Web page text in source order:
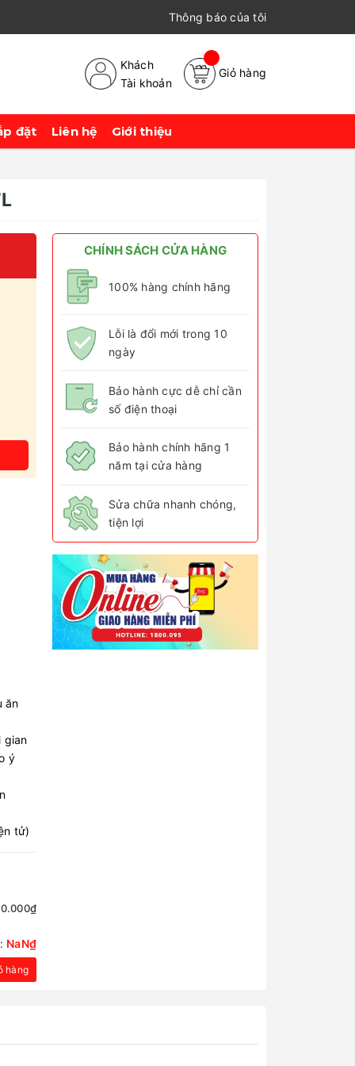
Thông báo của tôi
Khách
Tài khoản
Giỏ hàng
đặt Liên hệ Giới thiệu
ăn
gian
ý
tử)
NaN₫
hàng
CHÍNH SÁCH CỬA HÀNG
100% hàng chính hãng
Lỗi là đổi mới trong 10
ngày
Bảo hành cực dễ chỉ cần
số điện thoại
Bảo hành chính hãng 1
năm tại cửa hàng
Sửa chữa nhanh chóng,
tiện lợi